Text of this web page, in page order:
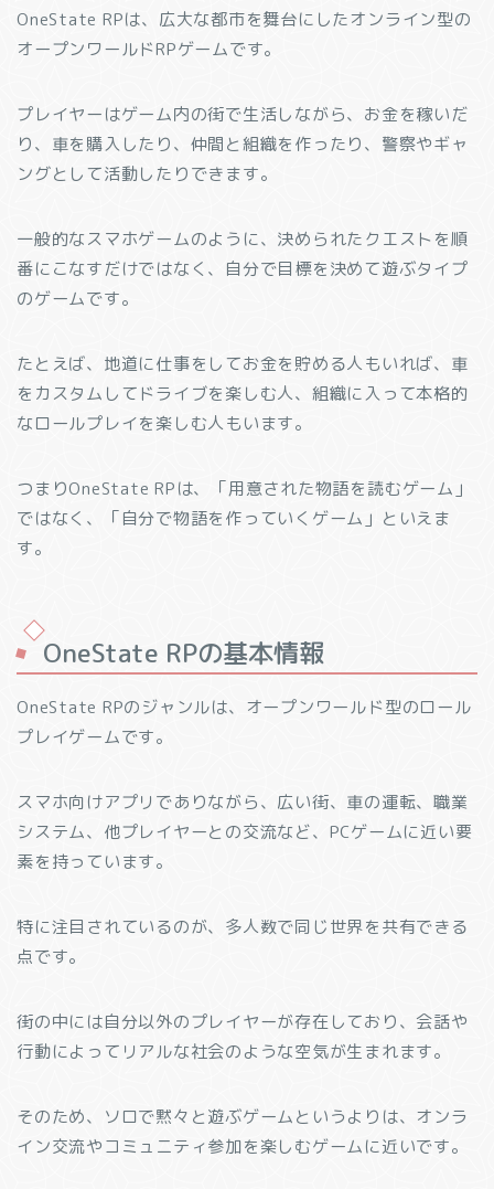
OneState RPは、広大な都市を舞台にしたオンライン型の
オープンワールドRPゲームです。
プレイヤーはゲーム内の街で生活しながら、お金を稼いだ
り、車を購入したり、仲間と組織を作ったり、警察やギャ
ングとして活動したりできます。
一般的なスマホゲームのように、決められたクエストを順
番にこなすだけではなく、自分で目標を決めて遊ぶタイプ
のゲームです。
たとえば、地道に仕事をしてお金を貯める人もいれば、車
をカスタムしてドライブを楽しむ人、組織に入って本格的
なロールプレイを楽しむ人もいます。
つまりOneState RPは、「用意された物語を読むゲーム」
ではなく、「自分で物語を作っていくゲーム」といえま
す。
OneState RPの基本情報
OneState RPのジャンルは、オープンワールド型のロール
プレイゲームです。
スマホ向けアプリでありながら、広い街、車の運転、職業
システム、他プレイヤーとの交流など、PCゲームに近い要
素を持っています。
特に注目されているのが、多人数で同じ世界を共有できる
点です。
街の中には自分以外のプレイヤーが存在しており、会話や
行動によってリアルな社会のような空気が生まれます。
そのため、ソロで黙々と遊ぶゲームというよりは、オンラ
イン交流やコミュニティ参加を楽しむゲームに近いです。